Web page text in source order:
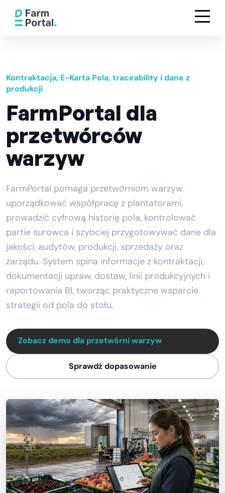
Kontraktacja, E-Karta Pola, traceability i dane z
produkcji
FarmPortal dla
przetwórców
warzyw
FarmPortal pomaga przetwórniom warzyw
uporządkować współpracę z plantatorami,
prowadzić cyfrową historię pola, kontrolować
partie surowca i szybciej przygotowywać dane dla
jakości, audytów, produkcji, sprzedaży oraz
zarządu. System spina informacje z kontraktacji,
dokumentacji upraw, dostaw, linii produkcyjnych i
raportowania BI, tworząc praktyczne wsparcie
strategii od pola do stołu.
Zobacz demo dla przetwórni warzyw
Sprawdź dopasowanie